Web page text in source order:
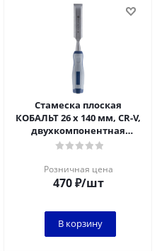
Стамеска плоская
КОБАЛЬТ 26 х 140 мм, CR-V,
двухкомпонентная
рукоятка (1 шт.) блистер
Розничная цена
470₽/шт
В корзину